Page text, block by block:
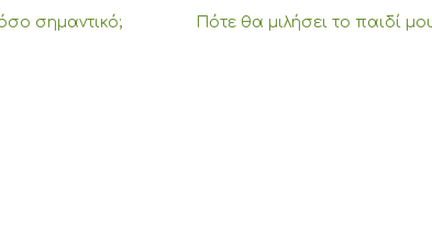
σημαντικό; Πότε θα μιλήσει το παιδί